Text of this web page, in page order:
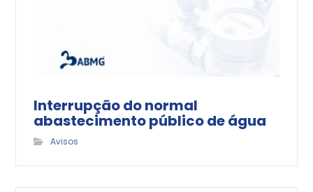
Interrupção do normal
abastecimento público de água
Avisos